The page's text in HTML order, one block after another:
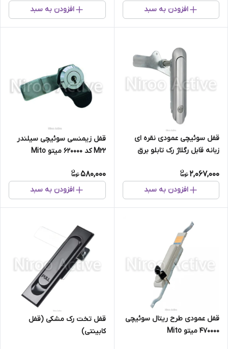
افزودن به سبد افزودن به سبد
قفل سوئیچی عمودی نقره ای
زبانه قابل رگلاژ رک تابلو برق
2,067,000
افزودن به سبد
قفل زیمنسی سوئیچی سیلندر
M۲۲ کد ۶۲۰۰۰۰ میتو Mito
580,000
افزودن به سبد
قفل عمودی طرح ریتال سوئیچی
470000 میتو Mito
قفل تخت رک مشکی (قفل
کابینتی)